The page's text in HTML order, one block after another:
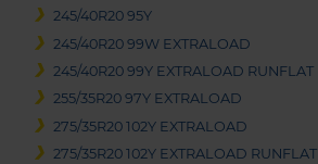
245/40R20 95Y
245/40R20 99W EXTRALOAD
245/40R20 99Y EXTRALOAD RUNFLAT
255/35R20 97Y EXTRALOAD
275/35R20 102Y EXTRALOAD
275/35R20 102Y EXTRALOAD RUNFLAT